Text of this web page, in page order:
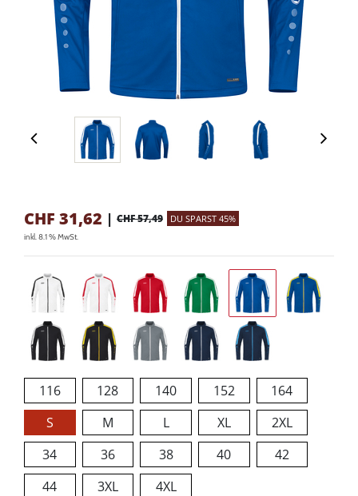
CHF 31,62 | CHF 57,49 DU SPARST 45%
inkl. 8.1 % MwSt.
116 128 140 152
164
S
M L XL
2XL
34
36 38 40
42
44
3XL 4XL